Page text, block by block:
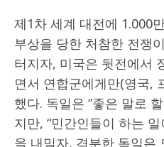
제1차 세계 대전에 1.000
부상을 당한 처참한 전쟁
터지자, 미국은 뒷전에서
면서 연합군에게만(영국,
했다. 독일은 “좋은 말로
지만, “민간인들이 하는
을 내밀자, 격분한 독일은